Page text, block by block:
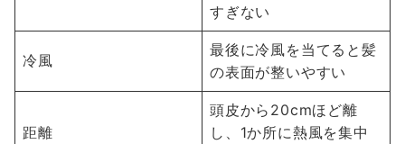
すぎない
冷風
最後に冷風を当てると髪
の表面が整いやすい
距離
頭皮から20cmほど離
し、1か所に熱風を集中